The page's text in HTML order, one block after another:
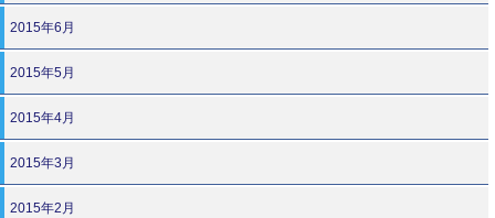
2015年6月
2015年5月
2015年4月
2015年3月
2015年2月